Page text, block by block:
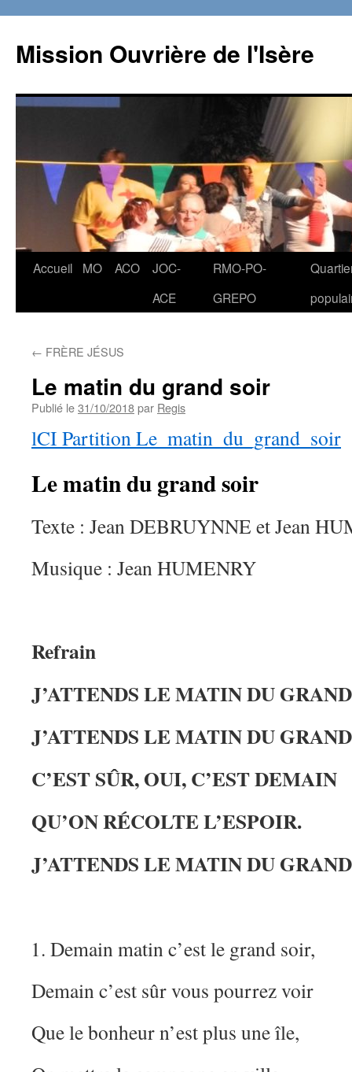
contenu
Mission Ouvrière de l'Isère
Accueil MO ACO
JOC-
ACE
RMO-PO-
GREPO
← FRÈRE JÉSUS
Le matin du grand soir
Publié le31/10/2018par Regis
lCI Partition Le_matin_du_grand_soir
Le matin du grand soir
Texte : Jean DEBRUYNNE et Jean
Musique : Jean HUMENRY
Refrain
J’ATTENDS LE MATIN DU
J’ATTENDS LE MATIN DU
C’EST SÛR, OUI, C’EST DEMAIN
QU’ON RÉCOLTE L’ESPOIR.
J’ATTENDS LE MATIN DU
Demain matin c’est le grand soir,
Demain c’est sûr vous pourrez voir
Que le bonheur n’est plus une île,